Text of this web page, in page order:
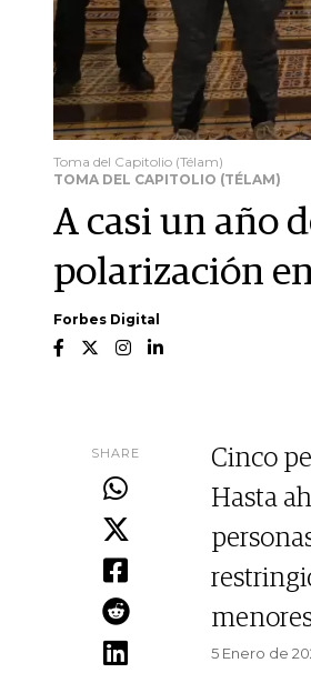
Toma del Capitolio (Télam)
TOMA DEL CAPITOLIO (TÉLAM)
A casi un año
polarización
Forbes Digital
SHARE
Cinco
Hasta
5 Enero de